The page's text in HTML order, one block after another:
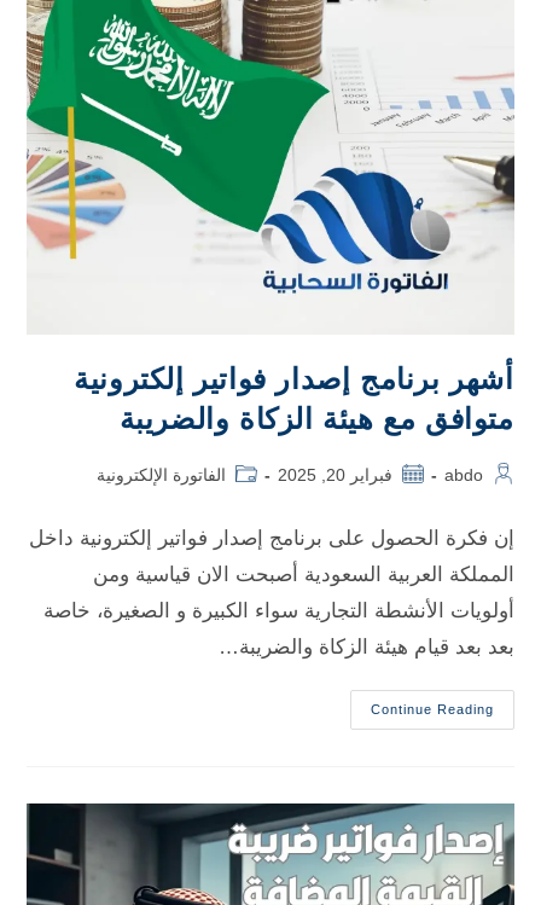
أشهر برنامج إصدار فواتير إلكترونية
متوافق مع هيئة الزكاة والضريبة
abdo فبراير 20, 2025 الفاتورة الإلكترونية
إن فكرة الحصول على برنامج إصدار فواتير إلكترونية داخل
المملكة العربية السعودية أصبحت الان قياسية ومن
أولويات الأنشطة التجارية سواء الكبيرة و الصغيرة، خاصة
بعد بعد قيام هيئة الزكاة والضريبة…
Continue Reading